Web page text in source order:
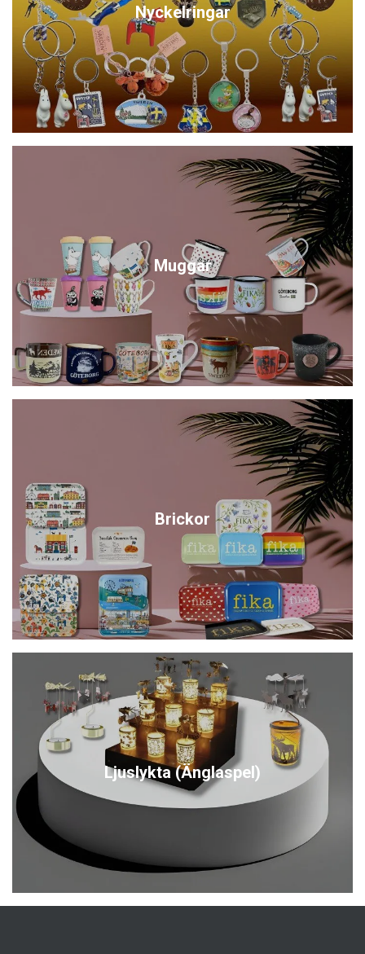
Nyckelringar
Muggar
Brickor
Ljuslykta (Änglaspel)